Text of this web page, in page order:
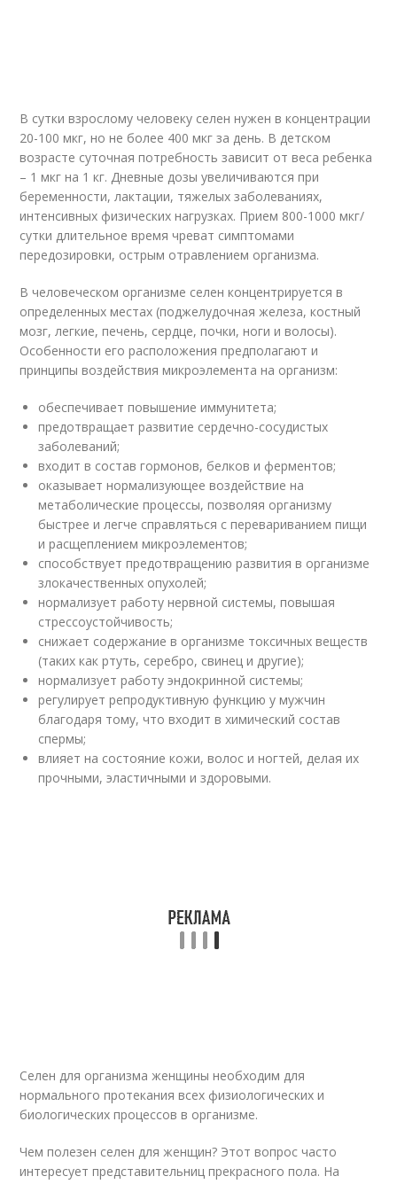
В сутки взрослому человеку селен нужен в концентрации
20-100 мкг, но не более 400 мкг за день. В детском
возрасте суточная потребность зависит от веса ребенка
– 1 мкг на 1 кг. Дневные дозы увеличиваются при
беременности, лактации, тяжелых заболеваниях,
интенсивных физических нагрузках. Прием 800-1000 мкг/
сутки длительное время чреват симптомами
передозировки, острым отравлением организма.
В человеческом организме селен концентрируется в
определенных местах (поджелудочная железа, костный
мозг, легкие, печень, сердце, почки, ноги и волосы).
Особенности его расположения предполагают и
принципы воздействия микроэлемента на организм:
обеспечивает повышение иммунитета;
предотвращает развитие сердечно-сосудистых
заболеваний;
входит в состав гормонов, белков и ферментов;
оказывает нормализующее воздействие на
метаболические процессы, позволяя организму
быстрее и легче справляться с перевариванием пищи
и расщеплением микроэлементов;
способствует предотвращению развития в организме
злокачественных опухолей;
нормализует работу нервной системы, повышая
стрессоустойчивость;
снижает содержание в организме токсичных веществ
(таких как ртуть, серебро, свинец и другие);
нормализует работу эндокринной системы;
регулирует репродуктивную функцию у мужчин
благодаря тому, что входит в химический состав
спермы;
влияет на состояние кожи, волос и ногтей, делая их
прочными, эластичными и здоровыми.
Селен для организма женщины необходим для
нормального протекания всех физиологических и
биологических процессов в организме.
Чем полезен селен для женщин? Этот вопрос часто
интересует представительниц прекрасного пола. На